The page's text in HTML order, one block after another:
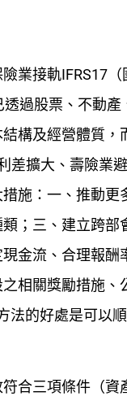
業接軌IFRS17（
過股票、不動產
構及經營體質，
差擴大、壽險業
施：一、推動更
；三、建立跨部
金流、合理報酬
相關獎勵措施、
法的好處是可以
合三項條件（資